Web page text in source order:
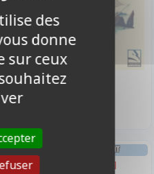
44,50 €
EXPLORATION PLACEMENT
des
donne
sur ceux